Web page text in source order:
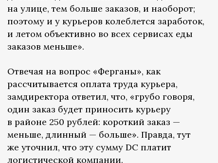
на улице, тем больше заказов, и наоборот;
поэтому и у курьеров колеблется заработок,
и летом объективно во всех сервисах еды
заказов меньше».
Отвечая на вопрос «Ферганы», как
рассчитывается оплата труда курьера,
замдиректора ответил, что, «грубо говоря,
один заказ будет приносить курьеру
в районе 250 рублей: короткий заказ —
меньше, длинный — больше». Правда, тут
же уточнил, что эту сумму DC платит
логистической компании.